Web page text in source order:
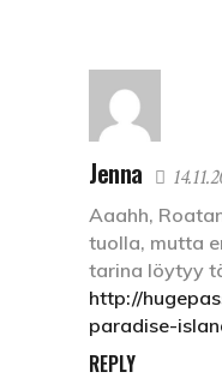
Jenna
Aaahh,
tuolla, mutta
tarina löytyy
http://
paradise-
REPLY